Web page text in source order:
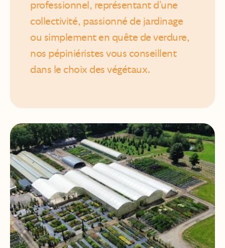
professionnel, représentant d'une
collectivité, passionné de jardinage
ou simplement en quête de verdure,
nos pépiniéristes vous conseillent
dans le choix des végétaux.